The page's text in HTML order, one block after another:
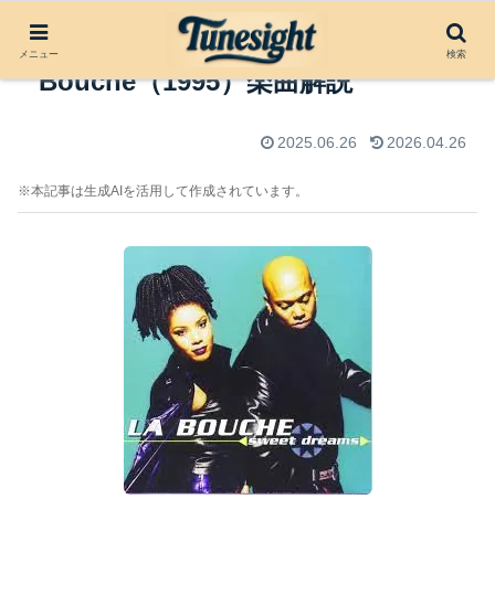
Be My Lover by La
Bouche（1995）楽曲解説
2025.06.26 2026.04.26
※本記事は生成AIを活用して作成されています。
メニュー 検索